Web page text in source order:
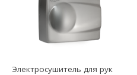
Электросушитель для рук